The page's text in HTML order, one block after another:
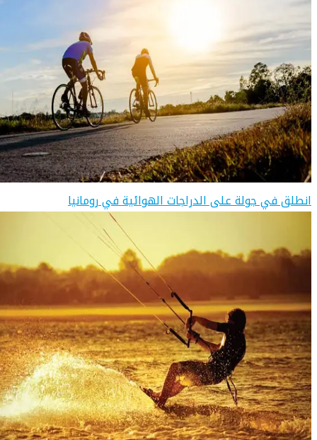
انطلق في جولة على الدراجات الهوائية في رومانيا